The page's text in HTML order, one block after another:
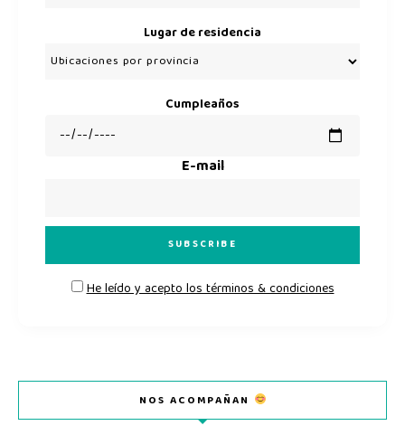
Lugar de residencia
Cumpleaños
E-mail
He leído y acepto los términos & condiciones
NOS ACOMPAÑAN